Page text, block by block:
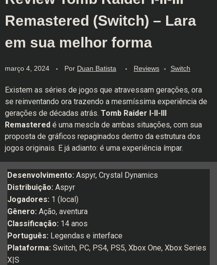
Remastered (Switch) – Lara
em sua melhor forma
março 4, 2024 Por Duan Batista Reviews Switch
Existem as séries de jogos que atravessam gerações, ora
se reinventando ora trazendo a mesmíssima experiência de
gerações de décadas atrás. Tomb Raider I-II-III
Remastered é uma mescla de ambas situações, com sua
proposta de gráficos repaginados dentro da estrutura dos
jogos originais. E já adianto: é uma experiência ímpar.
Desenvolvimento: Aspyr, Crystal Dynamics
Distribuição: Aspyr
Jogadores: 1 (local)
Gênero: Ação, aventura
Classificação: 14 anos
Português: Legendas e interface
Plataforma: Switch, PC, PS4, PS5, Xbox One, Xbox Series
X|S